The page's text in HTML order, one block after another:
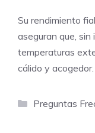
Su rendimiento
aseguran que,
temperaturas
cálido y acogedor.
Categorías
Preguntas